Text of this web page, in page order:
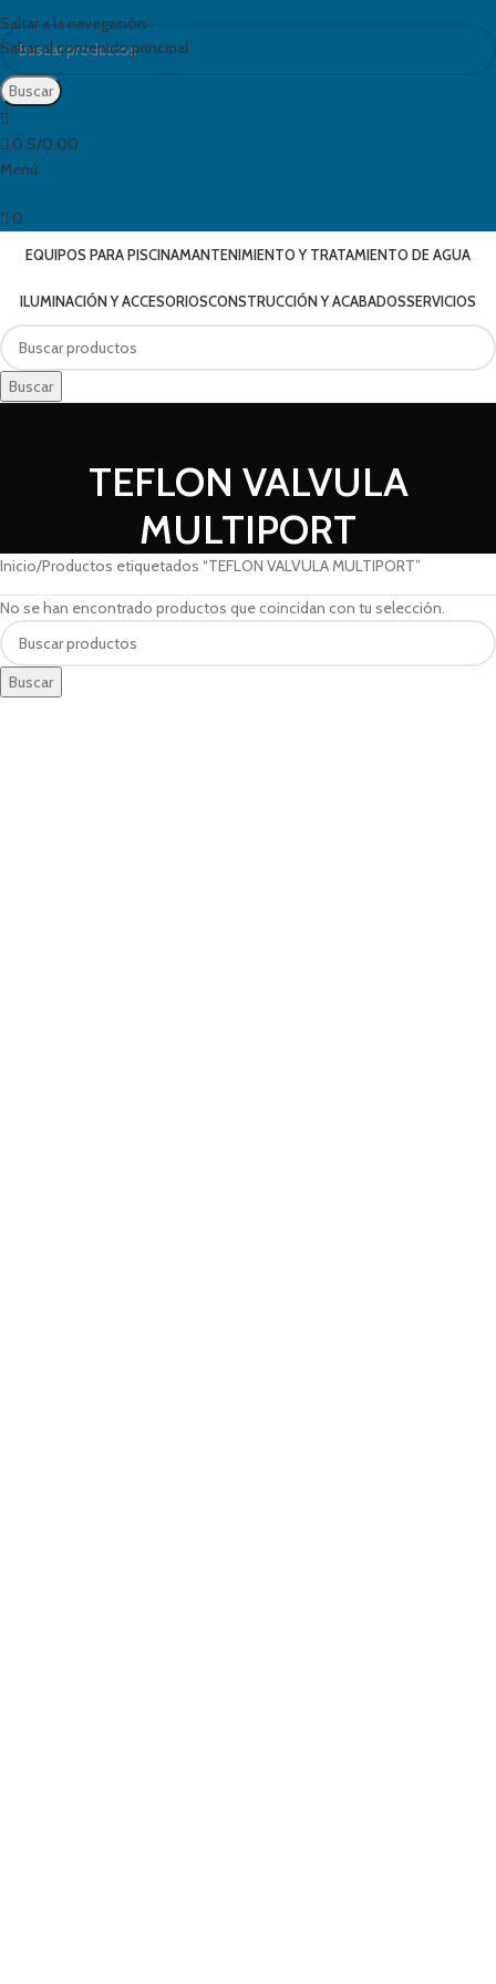
Saltar a la navegación
Saltar al contenido principal
Buscar
0 S/0.00
Menú
0
EQUIPOS PARA PISCINAMANTENIMIENTO Y TRATAMIENTO DE AGUA
ILUMINACIÓN Y ACCESORIOSCONSTRUCCIÓN Y ACABADOSSERVICIOS
Buscar
TEFLON VALVULA
MULTIPORT
Inicio Productos etiquetados “TEFLON VALVULA MULTIPORT”
No se han encontrado productos que coincidan con tu selección.
Buscar